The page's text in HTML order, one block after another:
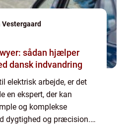
Vestergaard
sådan hjælper
dansk indvandring
elektrisk arbejde, er det
en ekspert, der kan
og komplekse
dygtighed og præcision.